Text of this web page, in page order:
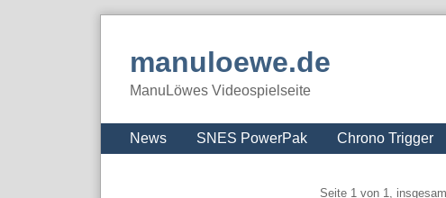
manuloewe.de
ManuLöwes Videospielseite
Navigation
News SNES PowerPak Chrono Trigger
Seite 1 von 1,